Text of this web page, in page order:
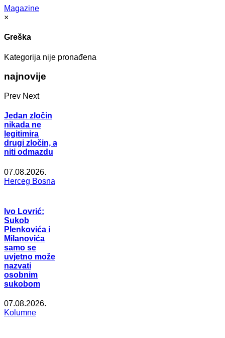
Magazine
×
Greška
Kategorija nije pronađena
najnovije
Prev Next
Jedan zločin
nikada ne
legitimira
drugi zločin, a
niti odmazdu
07.08.2026.
Herceg Bosna
Ivo Lovrić:
Sukob
Plenkovića i
Milanovića
samo se
uvjetno može
nazvati
osobnim
sukobom
07.08.2026.
Kolumne